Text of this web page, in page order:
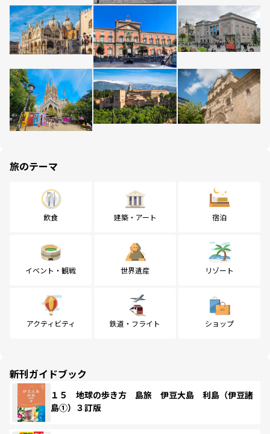
旅のテーマ
飲食 建築・アート 宿泊
イベント・観戦 世界遺産 リゾート
アクティビティ 鉄道・フライト ショップ
新刊ガイドブック
１５ 地球の歩き方 島旅 伊豆大島 利島（伊豆諸
島①）３訂版